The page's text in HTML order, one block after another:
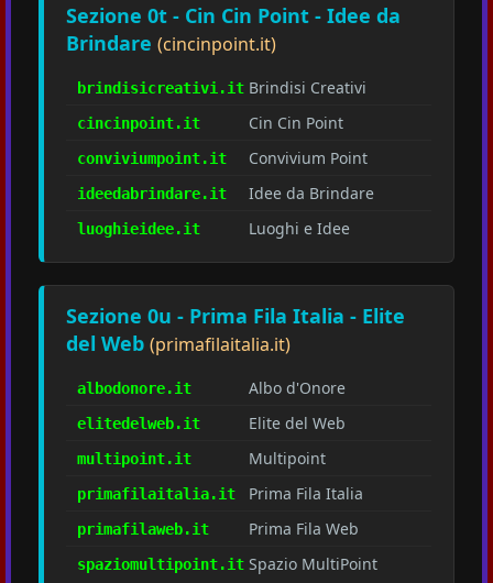
Sezione 0t - Cin Cin Point - Idee da
Brindare (cincinpoint.it)
brindisicreativi.it Brindisi Creativi
cincinpoint.it Cin Cin Point
conviviumpoint.it Convivium Point
ideedabrindare.it Idee da Brindare
luoghieidee.it Luoghi e Idee
Sezione 0u - Prima Fila Italia - Elite
del Web (primafilaitalia.it)
albodonore.it Albo d'Onore
elitedelweb.it Elite del Web
multipoint.it Multipoint
primafilaitalia.it Prima Fila Italia
primafilaweb.it Prima Fila Web
spaziomultipoint.it Spazio MultiPoint